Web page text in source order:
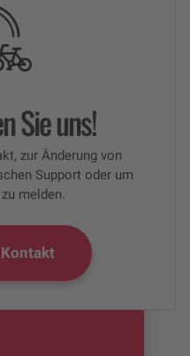
Sie uns!
zur Änderung von
Support oder um
melden.